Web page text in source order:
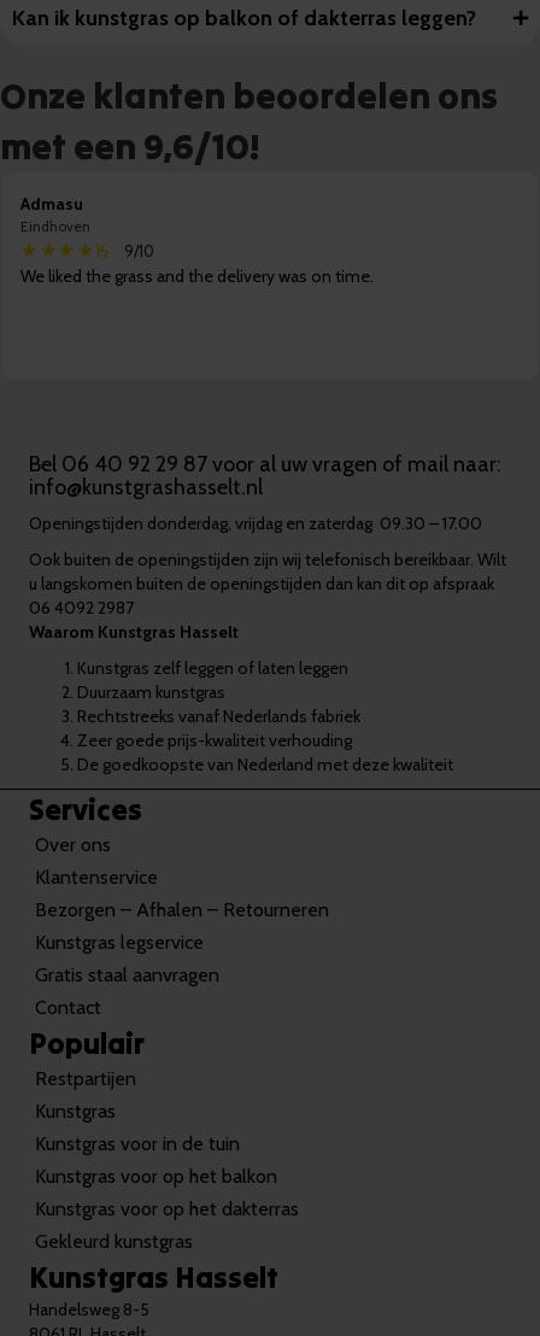
Kan ik kunstgras op balkon of dakterras leggen?
Onze klanten beoordelen ons
met een 9,6/10!
Admasu
Eindhoven
★★★★½ 9/10
We liked the grass and the delivery was on time.
Bel 06 40 92 29 87voor al uw vragen of mail naar:
info@kunstgrashasselt.nl
Openingstijden donderdag, vrijdag en zaterdag 09.30 – 17.00
Ook buiten de openingstijden zijn wij telefonisch bereikbaar. Wilt
u langskomen buiten de openingstijden dan kan dit op afspraak
06 4092 2987
Waarom Kunstgras Hasselt
Kunstgras zelf leggen of laten leggen
Duurzaam kunstgras
Rechtstreeks vanaf Nederlands fabriek
Zeer goede prijs-kwaliteit verhouding
De goedkoopste van Nederland met deze kwaliteit
Services
Over ons
Klantenservice
Bezorgen – Afhalen – Retourneren
Kunstgras legservice
Gratis staal aanvragen
Contact
Populair
Restpartijen
Kunstgras
Kunstgras voor in de tuin
Kunstgras voor op het balkon
Kunstgras voor op het dakterras
Gekleurd kunstgras
Kunstgras Hasselt
Handelsweg 8-5